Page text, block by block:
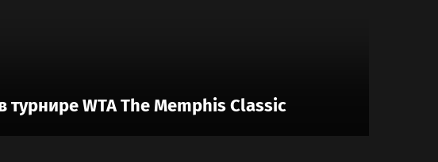
WTA The Memphis Classic